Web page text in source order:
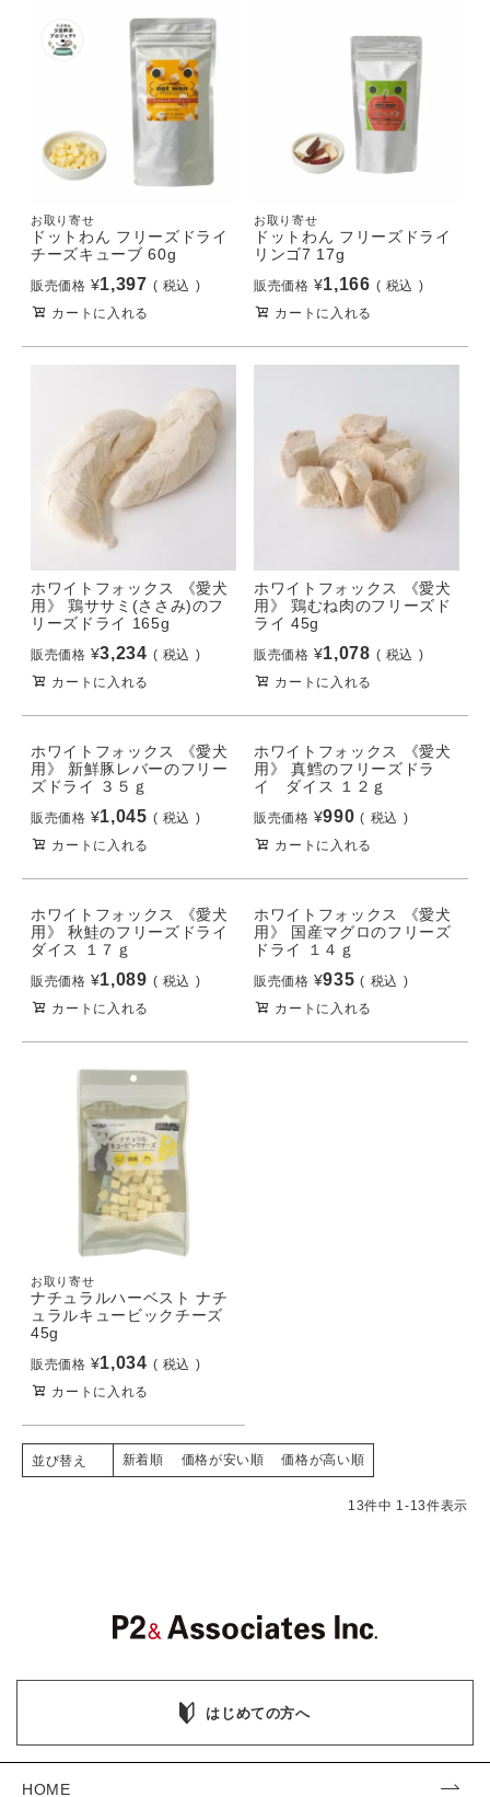
お取り寄せ
ドットわん フリーズドライ
チーズキューブ 60g
販売価格 ¥1,397
税込
カートに入れる
お取り寄せ
ドットわん フリーズドライ
リンゴ7 17g
販売価格 ¥1,166
税込
カートに入れる
ホワイトフォックス 《愛犬
用》 鶏ササミ(ささみ)のフ
リーズドライ 165g
販売価格 ¥3,234
税込
カートに入れる
ホワイトフォックス 《愛犬
用》 鶏むね肉のフリーズド
ライ 45g
販売価格 ¥1,078
税込
カートに入れる
ホワイトフォックス 《愛犬
用》 新鮮豚レバーのフリー
ズドライ ３５ｇ
販売価格 ¥1,045
税込
カートに入れる
ホワイトフォックス 《愛犬
用》 真鱈のフリーズドラ
イ ダイス １２ｇ
販売価格 ¥990
税込
カートに入れる
ホワイトフォックス 《愛犬
用》 秋鮭のフリーズドライ
ダイス １７ｇ
販売価格 ¥1,089
税込
カートに入れる
ホワイトフォックス 《愛犬
用》 国産マグロのフリーズ
ドライ １４ｇ
販売価格 ¥935
税込
カートに入れる
お取り寄せ
ナチュラルハーベスト ナチ
ュラルキュービックチーズ
45g
販売価格 ¥1,034
税込
カートに入れる
並び替え 新着順 価格が安い順 価格が高い順
13件中 1-13件表示
はじめての方へ
HOME